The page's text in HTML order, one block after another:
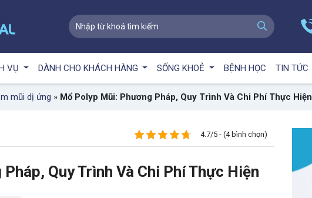
VỤ DÀNH CHO KHÁCH HÀNG SỐNG KHOẺ BỆNH HỌC TIN TỨC
mũi dị ứng » Mổ Polyp Mũi: Phương Pháp, Quy Trình Và Chi Phí Thực Hiện
4.7/5 - (4 bình chọn)
Quy Trình Và Chi Phí Thực Hiện